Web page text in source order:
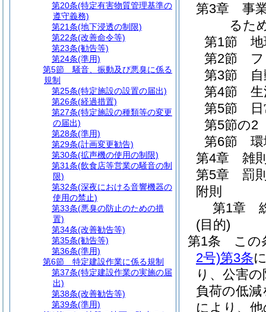
第3章
事
るた
第1節
第2節
第3節
第4節
第5節
第5節の2
第6節
第4章
雑
第5章
罰
附則
第1章
(目的)
第1条
この
2号)第3条
り、公害
負荷の低
により、
第20条(特定有害物質管理基準の
遵守義務)
第21条(地下浸透の制限)
第22条(改善命令等)
第23条(勧告等)
第24条(準用)
第5節
騒音、振動及び悪臭に係る
規制
第25条(特定施設の設置の届出)
第26条(経過措置)
第27条(特定施設の種類等の変更
の届出)
第28条(準用)
第29条(計画変更勧告)
第30条(拡声機の使用の制限)
第31条(飲食店等営業の騒音の制
限)
第32条(深夜における音響機器の
使用の禁止)
第33条(悪臭の防止のための措
置)
第34条(改善勧告等)
第35条(勧告等)
第36条(準用)
第6節
特定建設作業に係る規制
第37条(特定建設作業の実施の届
出)
第38条(改善勧告等)
第39条(準用)